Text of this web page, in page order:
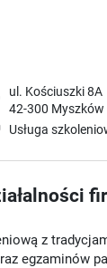
ul. Kościuszki 8A
42-300 Myszków
Usługa
z
egzaminów